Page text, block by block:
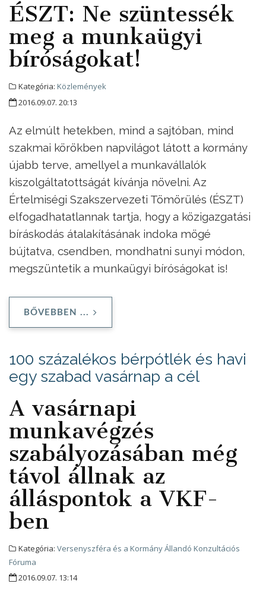
ÉSZT: Ne szüntessék
meg a munkaügyi
bíróságokat!
Kategória: Közlemények
2016.09.07. 20:13
Az elmúlt hetekben, mind a sajtóban, mind
szakmai körökben napvilágot látott a kormány
újabb terve, amellyel a munkavállalók
kiszolgáltatottságát kívánja növelni. Az
Értelmiségi Szakszervezeti Tömörülés (ÉSZT)
elfogadhatatlannak tartja, hogy a közigazgatási
bíráskodás átalakításának indoka mögé
bújtatva, csendben, mondhatni sunyi módon,
megszüntetik a munkaügyi bíróságokat is!
BŐVEBBEN ...
100 százalékos bérpótlék és havi
egy szabad vasárnap a cél
A vasárnapi
munkavégzés
szabályozásában még
távol állnak az
álláspontok a VKF-
ben
Kategória: Versenyszféra és a Kormány Állandó Konzultációs
Fóruma
2016.09.07. 13:14